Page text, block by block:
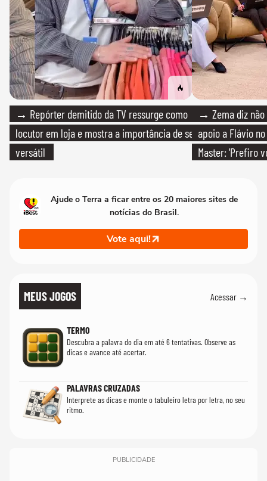
→ Repórter demitido da TV ressurge como
locutor em loja e mostra a importância de ser
versátil
→ Zema diz
apoio a Flávio
Master: 'Prefiro
Ajude o Terra a ficar entre os 20 maiores sites de
notícias do Brasil.
Vote aqui!
MEUS JOGOS Acessar →
TERMO
Descubra a palavra do dia em até 6 tentativas. Observe as
dicas e avance até acertar.
PALAVRAS CRUZADAS
Interprete as dicas e monte o tabuleiro letra por letra, no seu
ritmo.
PUBLICIDADE